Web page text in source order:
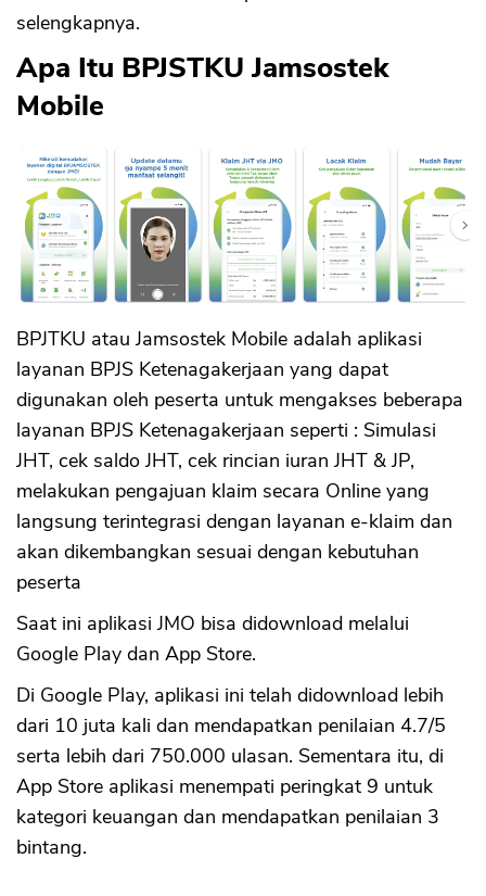
selengkapnya.
Apa Itu BPJSTKU Jamsostek
Mobile
BPJTKU atau Jamsostek Mobile adalah aplikasi
layanan BPJS Ketenagakerjaan yang dapat
digunakan oleh peserta untuk mengakses beberapa
layanan BPJS Ketenagakerjaan seperti : Simulasi
JHT, cek saldo JHT, cek rincian iuran JHT & JP,
melakukan pengajuan klaim secara Online yang
langsung terintegrasi dengan layanan e-klaim dan
akan dikembangkan sesuai dengan kebutuhan
peserta
Saat ini aplikasi JMO bisa didownload melalui
Google Play dan App Store.
Di Google Play, aplikasi ini telah didownload lebih
dari 10 juta kali dan mendapatkan penilaian 4.7/5
serta lebih dari 750.000 ulasan. Sementara itu, di
App Store aplikasi menempati peringkat 9 untuk
kategori keuangan dan mendapatkan penilaian 3
bintang.